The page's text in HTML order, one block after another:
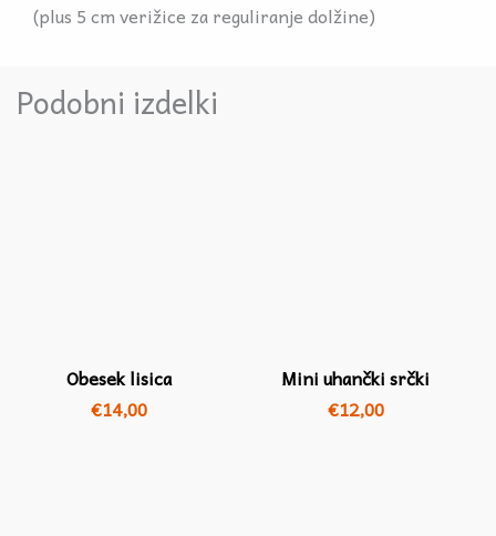
(plus 5 cm verižice za reguliranje dolžine)
Podobni izdelki
Obesek lisica
€14,00
Mini uhančki srčki
€12,00